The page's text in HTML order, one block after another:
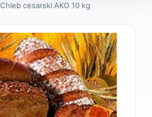
Chleb cesarski AKO 10 kg